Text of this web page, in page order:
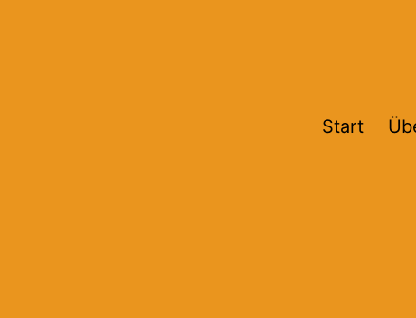
Start